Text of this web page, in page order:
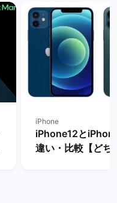
iPhone
iPhone12と
違い・比較【どち